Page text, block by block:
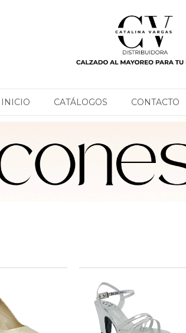
INICIO CATÁLOGOS CONTACTO